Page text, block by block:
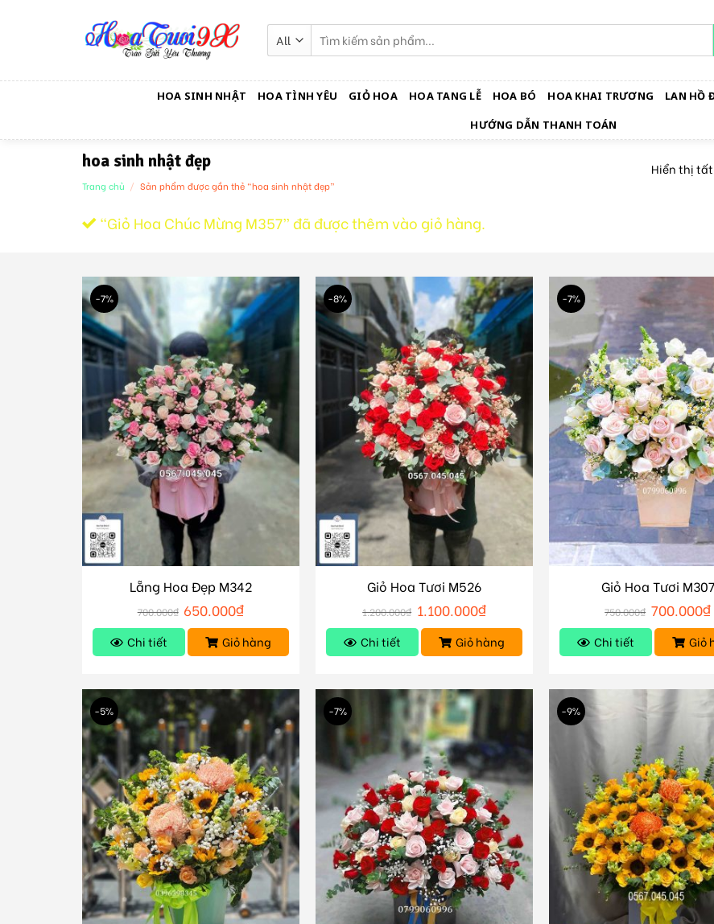
kiếm:
HOA SINH NHẬT HOA TÌNH YÊU GIỎ HOA HOA TANG LỄ HOA BÓ HOA KHAI TRƯƠNG LAN HỒ
HƯỚNG DẪN THANH TOÁN
hoa sinh nhật đẹp
Trang chủ / Sản phẩm được gắn thẻ “hoa sinh nhật đẹp”
Hiển thị
“Giỏ Hoa Chúc Mừng M357” đã được thêm vào giỏ hàng.
-7%
Lẵng Hoa Đẹp M342
700.000₫ 650.000₫
Chi tiết Giỏ hàng
-8%
Giỏ Hoa Tươi M526
1.200.000₫ 1.100.000₫
Chi tiết Giỏ hàng
-7%
Giỏ Hoa Tươi M307
750.000₫ 700.000₫
Chi tiết Giỏ
-5% -7% -9%